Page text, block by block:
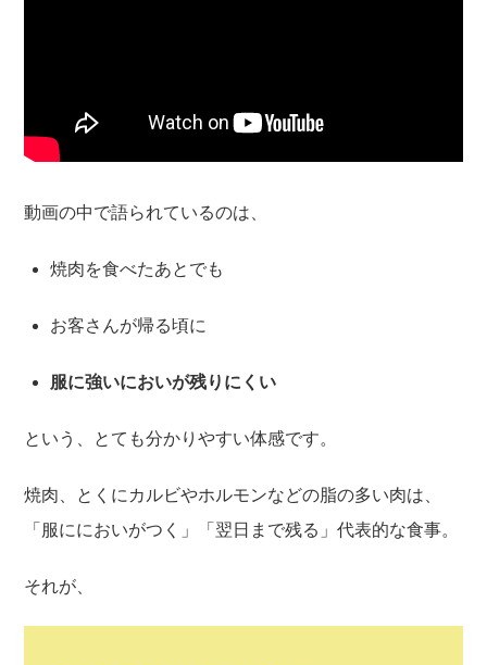
動画の中で語られているのは、
焼肉を食べたあとでも
お客さんが帰る頃に
服に強いにおいが残りにくい
という、とても分かりやすい体感です。
焼肉、とくにカルビやホルモンなどの脂の多い肉は、
「服ににおいがつく」「翌日まで残る」代表的な食事。
それが、